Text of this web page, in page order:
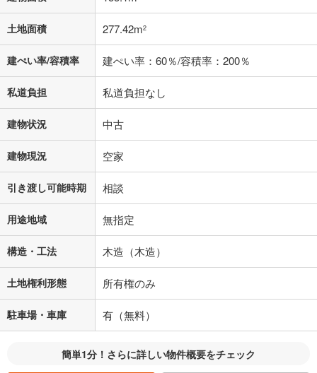
の金融機関等における貸出金利を何ら保証するものではありません。返
済方法「元利均等返済」にて算出しております。入力された金利を35年
適用した場合の計算結果を表示しています。
その他月額費用や、初期費用がかかります。ご注意ください。実際にお
借り入れの際は各金融機関等に、必ずご自身でご確認をお願いいたしま
条件によってお借り入れができないことがあります。
不動産会社に購入相談をする
閉じる
土地面積 277.42m2
建ぺい率/容積率 建ぺい率：60％/容積率：200％
私道負担 私道負担なし
建物状況 中古
建物現況 空家
引き渡し可能時期 相談
用途地域 無指定
構造・工法 木造（木造）
土地権利形態 所有権のみ
駐車場・車庫 有（無料）
簡単1分！さらに詳しい物件概要をチェック